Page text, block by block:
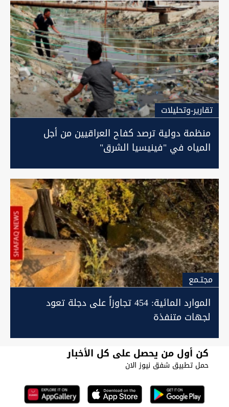
تقارير-وتحليلات
منظمة دولية ترصد كفاح العراقيين من أجل
المياه في "فينيسيا الشرق"
مجتـمع
الموارد المائية: 454 تجاوزاً على دجلة تعود
لجهات متنفذة
كن أول من يحصل على كل الأخبار
حمل تطبيق شفق نيوز الان